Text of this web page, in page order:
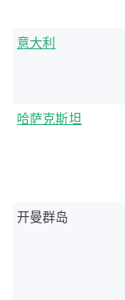
意大利
哈萨克斯坦
开曼群岛